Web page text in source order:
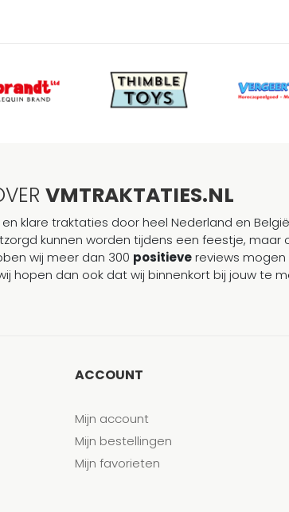
VMTRAKTATIES.NL
en klare traktaties door heel Nederland en
kunnen worden tijdens een feestje, maar
wij meer dan 300 positievereviews mogen
hopen dan ook dat wij binnenkort bij jouw te
ACCOUNT
Mijn account
Mijn bestellingen
Mijn favorieten